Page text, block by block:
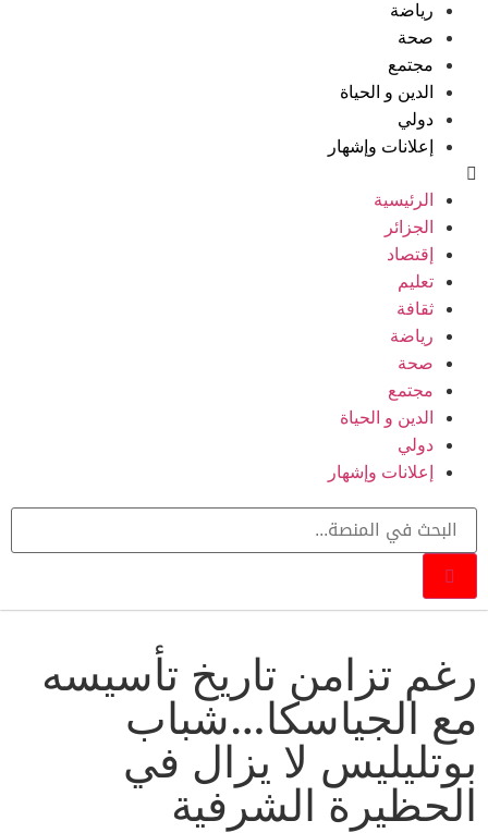
رياضة
صحة
مجتمع
الدين و الحياة
دولي
إعلانات وإشهار
الرئيسية
الجزائر
إقتصاد
تعليم
ثقافة
رياضة
صحة
مجتمع
الدين و الحياة
دولي
إعلانات وإشهار
رغم تزامن تاريخ تأسيسه
مع الجياسكا…شباب
بوتليليس لا يزال في
الحظيرة الشرفية